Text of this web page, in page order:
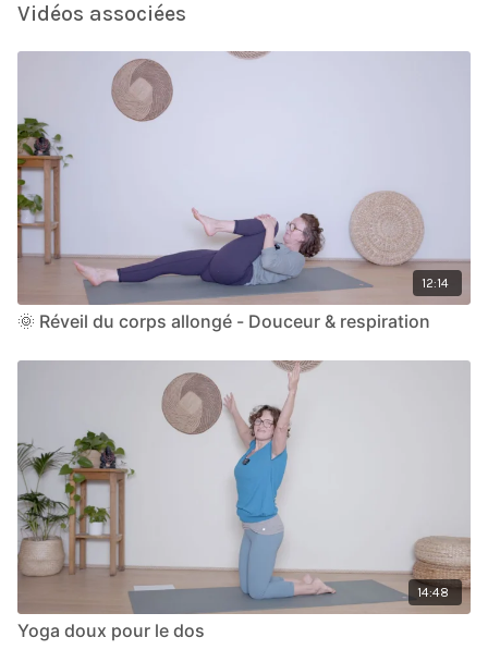
Vidéos associées
12:14
🌞 Réveil du corps allongé - Douceur & respiration
14:48
Yoga doux pour le dos